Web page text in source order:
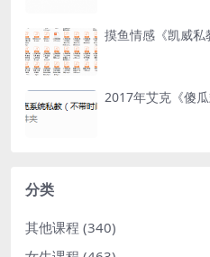
摸鱼情感《凯威私
2017年艾克《傻
分类
其他课程 (340)